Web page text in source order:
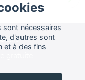
sont nécessaires
d'autres sont
et à des fins
Land
gratuite.